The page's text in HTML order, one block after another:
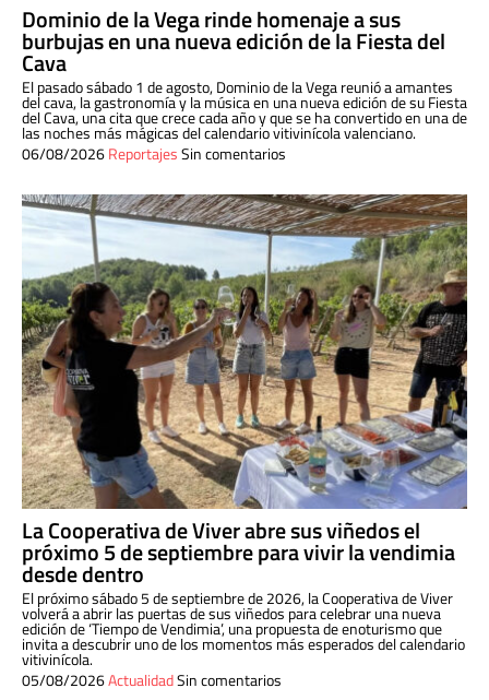
Dominio de la Vega rinde homenaje a sus
burbujas en una nueva edición de la Fiesta del
Cava
El pasado sábado 1 de agosto, Dominio de la Vega reunió a amantes
del cava, la gastronomía y la música en una nueva edición de su Fiesta
del Cava, una cita que crece cada año y que se ha convertido en una de
las noches más mágicas del calendario vitivinícola valenciano.
06/08/2026ReportajesSin comentarios
La Cooperativa de Viver abre sus viñedos el
próximo 5 de septiembre para vivir la vendimia
desde dentro
El próximo sábado 5 de septiembre de 2026, la Cooperativa de Viver
volverá a abrir las puertas de sus viñedos para celebrar una nueva
edición de ‘Tiempo de Vendimia’, una propuesta de enoturismo que
invita a descubrir uno de los momentos más esperados del calendario
vitivinícola.
05/08/2026ActualidadSin comentarios